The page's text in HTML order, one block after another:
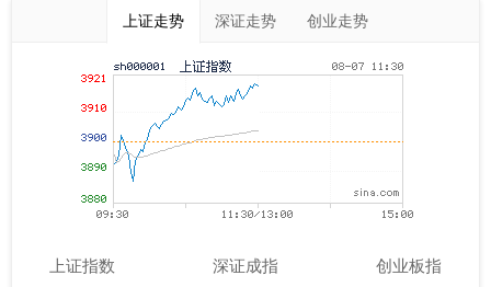
上证走势 深证走势 创业走势
上证指数 深证成指 创业板指